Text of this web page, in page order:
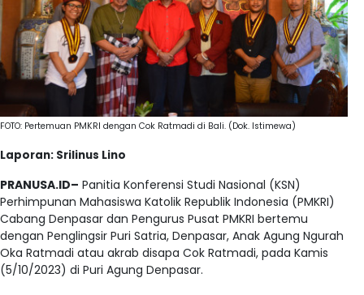
FOTO: Pertemuan PMKRI dengan Cok Ratmadi di Bali. (Dok. Istimewa)
Laporan: Srilinus Lino
PRANUSA.ID– Panitia Konferensi Studi Nasional (KSN)
Perhimpunan Mahasiswa Katolik Republik Indonesia (PMKRI)
Cabang Denpasar dan Pengurus Pusat PMKRI bertemu
dengan Penglingsir Puri Satria, Denpasar, Anak Agung Ngurah
Oka Ratmadi atau akrab disapa Cok Ratmadi, pada Kamis
(5/10/2023) di Puri Agung Denpasar.